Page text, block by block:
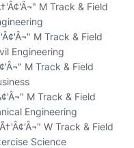
M Track & Field
M Track & Field
Engineering
M Track & Field
M Track & Field
Engineering
W Track & Field
Science